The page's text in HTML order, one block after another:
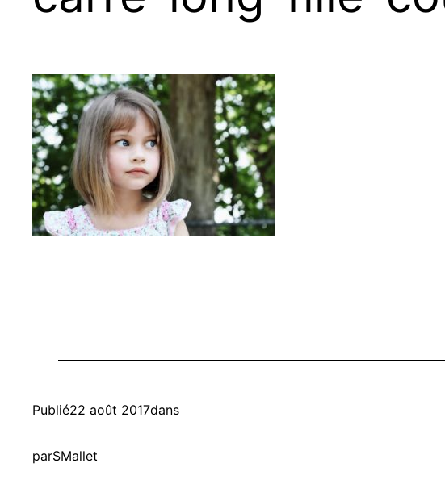
Publié22 août 2017dans
parSMallet